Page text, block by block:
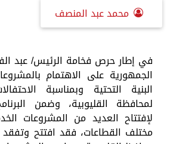
محمد عبد المنصف
في إطار حرص فخامة الرئيس/ عبد
الجمهورية على الاهتمام
البنية التحتية وبمناسبة
لمحافظة القليوبية، وضمن
لإفتتاح العديد من المشروعات
مختلف القطاعات، فقد افتتح وتفقد